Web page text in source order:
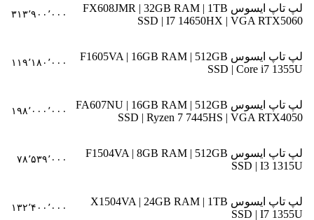
لپ تاپ ایسوس FX608JMR | 32GB RAM | 1TB
SSD | I7 14650HX | VGA RTX5060
۳۱۳٬۹۰۰٬۰۰۰
لپ تاپ ایسوس F1605VA | 16GB RAM | 512GB
SSD | Core i7 1355U
۱۱۹٬۱۸۰٬۰۰۰
لپ تاپ ایسوس FA607NU | 16GB RAM | 512GB
SSD | Ryzen 7 7445HS | VGA RTX4050
۱۹۸٬۰۰۰٬۰۰۰
لپ تاپ ایسوس F1504VA | 8GB RAM | 512GB
SSD | I3 1315U
۷۸٬۵۳۹٬۰۰۰
لپ تاپ ایسوس X1504VA | 24GB RAM | 1TB
SSD | I7 1355U
۱۳۲٬۴۰۰٬۰۰۰